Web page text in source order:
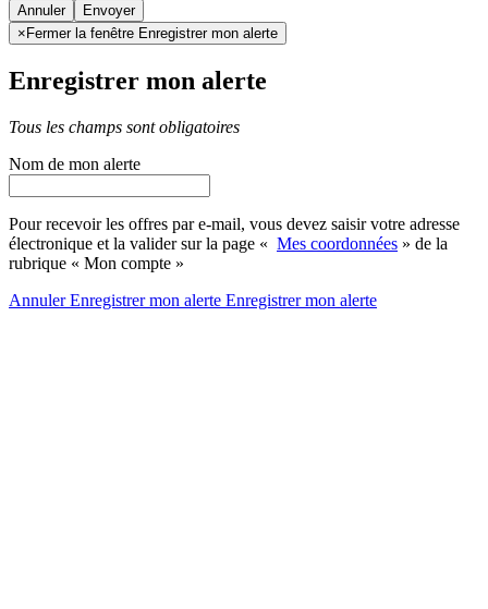
Annuler
× Fermer la fenêtre Enregistrer mon alerte
Enregistrer mon alerte
Tous les champs sont obligatoires
Nom de mon alerte
Pour recevoir les offres par e-mail, vous devez saisir votre adresse
électronique et la valider sur la page « Mes coordonnées » de la
rubrique « Mon compte »
AnnulerEnregistrer mon alerte Enregistrermon alerte